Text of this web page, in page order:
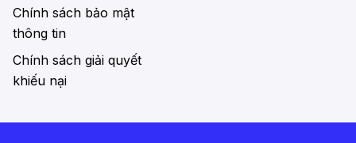
Chính sách bảo mật
thông tin
Chính sách giải quyết
khiếu nại